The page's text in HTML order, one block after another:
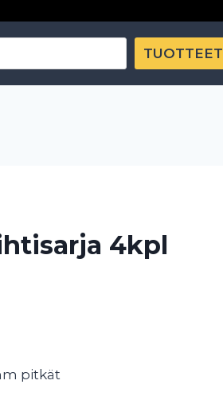
TUOTTEET
4kpl
pitkät